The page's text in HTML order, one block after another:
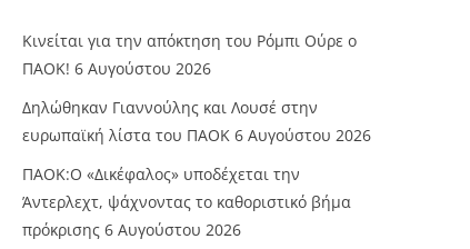
Κινείται για την απόκτηση του Ρόμπι Ούρε ο
ΠΑΟΚ! 6 Αυγούστου 2026
Δηλώθηκαν Γιαννούλης και Λουσέ στην
ευρωπαϊκή λίστα του ΠΑΟΚ 6 Αυγούστου 2026
ΠΑΟΚ:Ο «Δικέφαλος» υποδέχεται την
Άντερλεχτ, ψάχνοντας το καθοριστικό βήμα
πρόκρισης 6 Αυγούστου 2026